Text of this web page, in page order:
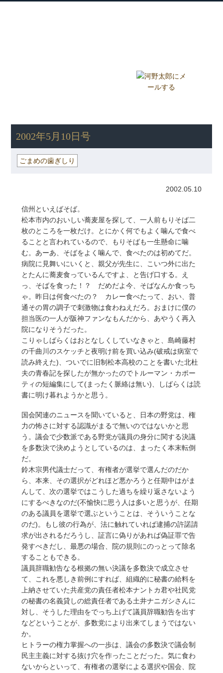
2002年5月10日号
ごまめの歯ぎしり
2002.05.10
信州といえばそば。
松本市内のおいしい蕎麦屋を探して、一人前もりそば二
枚のところを一枚だけ。とにかく何でもよく噛んで食べ
ることと言われているので、もりそばも一生懸命に噛
む。あーあ、そばをよく噛んで、食べたのは初めてだ。
病院に見舞いにいくと、親父が先生に、こいつ外に出た
とたんに蕎麦食っているんですよ、と告げ口する。え
っ、そばを食った！？ だめだよ今、そばなんか食っち
ゃ。昨日は何食べたの？ カレー食べたって、おい、普
通その胃の調子で刺激物は食わねえだろ。おまけに僕の
担当医の一人が阪神ファンなもんだから、あやうく再入
院になりそうだった。
こりゃしばらくはおとなしくしていなきゃと、島崎藤村
の千曲川のスケッチと夜明け前を買い込み(破戒は病室で
読み終えた)、ついでに旧制松本高校のことを書いた北杜
夫の青春記を探したが無かったのでトルーマン・カポー
ティの短編集にして(まったく脈絡は無い)、しばらくは読
書に明け暮れようかと思う。
国会関連のニュースを聞いていると、日本の野党は、権
力の怖さに対する認識がまるで無いのではないかと思
う。議会で少数派である野党が議員の身分に関する決議
を多数決で決めようとしているのは、まったく本末転倒
だ。
鈴木宗男代議士だって、有権者が選挙で選んだのだか
ら、本来、その選択がどれほど悪かろうと任期中はがま
んして、次の選挙ではこうした過ちを繰り返さないよう
にするべきなのだ(不愉快に思う人は多いと思うが、任期
のある議員を選挙で選ぶということは、そういうことな
のだ)。もし彼の行為が、法に触れていれば逮捕の許諾請
求が出されるだろうし、証言に偽りがあれば偽証罪で告
発すべきだし、最悪の場合、院の規則にのっとって除名
することもできる。
議員辞職勧告なる根拠の無い決議を多数決で成立させ
て、これを悪しき前例にすれば、組織的に秘書の給料を
上納させていた共産党の責任者松本ナントカ君や社民党
の秘書の名義貸しの総責任者である土井ナニガシさんに
対し、そうした理由をでっち上げて議員辞職勧告を出す
などということが、多数党により出来てしまうではない
か。
ヒトラーの権力掌握への一歩は、議会の多数決で議会制
民主主義に対する抜け穴を作ったことだった。気に食わ
ないからといって、有権者の選挙による選択や国会、院